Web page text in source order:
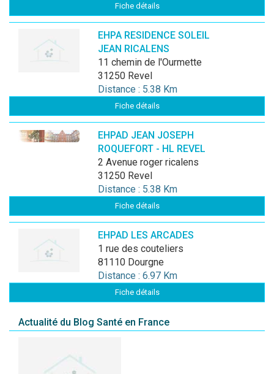
Fiche détails
EHPA RESIDENCE SOLEIL
JEAN RICALENS
11 chemin de l'Ourmette
31250 Revel
Distance : 5.38 Km
Fiche détails
EHPAD JEAN JOSEPH
ROQUEFORT - HL REVEL
2 Avenue roger ricalens
31250 Revel
Distance : 5.38 Km
Fiche détails
EHPAD LES ARCADES
1 rue des couteliers
81110 Dourgne
Distance : 6.97 Km
Fiche détails
Actualité du Blog Santé en France